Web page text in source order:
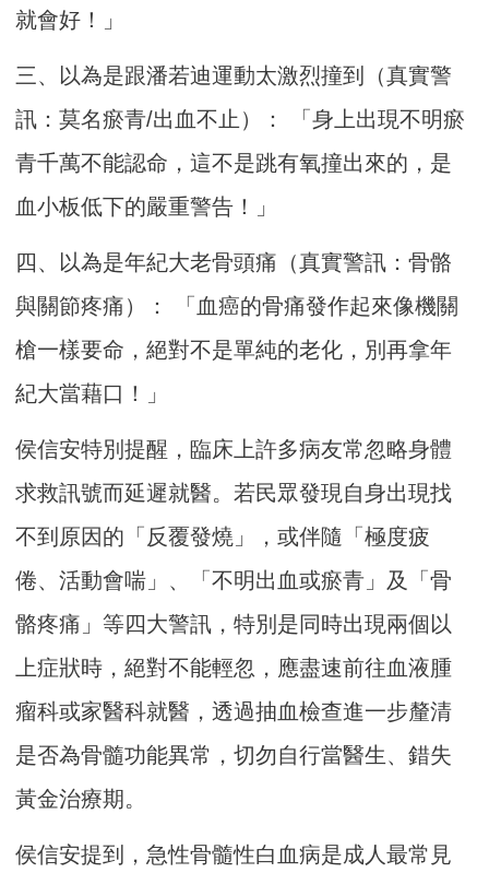
就會好！」
三、以為是跟潘若迪運動太激烈撞到（真實警
訊：莫名瘀青/出血不止）： 「身上出現不明瘀
青千萬不能認命，這不是跳有氧撞出來的，是
血小板低下的嚴重警告！」
四、以為是年紀大老骨頭痛（真實警訊：骨骼
與關節疼痛）： 「血癌的骨痛發作起來像機關
槍一樣要命，絕對不是單純的老化，別再拿年
紀大當藉口！」
侯信安特別提醒，臨床上許多病友常忽略身體
求救訊號而延遲就醫。若民眾發現自身出現找
不到原因的「反覆發燒」，或伴隨「極度疲
倦、活動會喘」、「不明出血或瘀青」及「骨
骼疼痛」等四大警訊，特別是同時出現兩個以
上症狀時，絕對不能輕忽，應盡速前往血液腫
瘤科或家醫科就醫，透過抽血檢查進一步釐清
是否為骨髓功能異常，切勿自行當醫生、錯失
黃金治療期。
侯信安提到，急性骨髓性白血病是成人最常見